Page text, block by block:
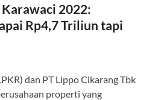
2022:
Rp4,7 Triliun tapi
dan PT Lippo Cikarang Tbk
properti yang